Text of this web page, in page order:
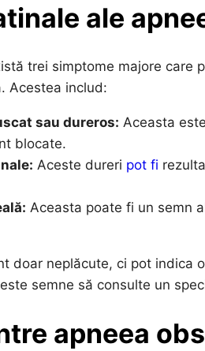
ale
trei simptome majore
Acestea includ:
sau dureros: Aceasta
blocate.
Aceste dureri pot fi
Aceasta poate fi un semn
doar neplăcute, ci pot indica
semne să consulte un
apneea